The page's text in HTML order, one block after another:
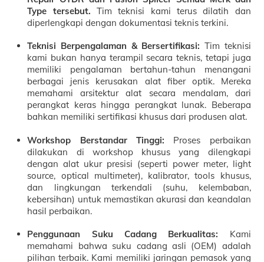
Type tersebut. Tim teknisi kami terus dilatih dan
diperlengkapi dengan dokumentasi teknis terkini.
Teknisi Berpengalaman & Bersertifikasi: Tim teknisi
kami bukan hanya terampil secara teknis, tetapi juga
memiliki pengalaman bertahun-tahun menangani
berbagai jenis kerusakan alat fiber optik. Mereka
memahami arsitektur alat secara mendalam, dari
perangkat keras hingga perangkat lunak. Beberapa
bahkan memiliki sertifikasi khusus dari produsen alat.
Workshop Berstandar Tinggi: Proses perbaikan
dilakukan di workshop khusus yang dilengkapi
dengan alat ukur presisi (seperti power meter, light
source, optical multimeter), kalibrator, tools khusus,
dan lingkungan terkendali (suhu, kelembaban,
kebersihan) untuk memastikan akurasi dan keandalan
hasil perbaikan.
Penggunaan Suku Cadang Berkualitas: Kami
memahami bahwa suku cadang asli (OEM) adalah
pilihan terbaik. Kami memiliki jaringan pemasok yang